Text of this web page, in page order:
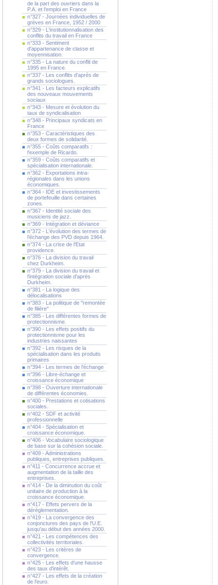
de la part des ouvriers dans la
P.A. et l'emploi en France
n°327 - Journées individuelles de
grèves en France, 1952 / 2000
n°329 - L'institutionnalisation des
conflits du travail en France
n°333 - Sentiment
d'appartenance de classe et
moyennisation.
n°335 - La nature du conflit de
1995 en France.
n°337 - Les conflits d'après de
grands sociologues.
n°341 - Les facteurs explicatifs
des nouveaux mouvements
sociaux
n°343 - Mesure et évolution du
taux de syndicalisation
n°348 - Principaux syndicats en
France
n°353 - Caractéristiques des
deux formes de solidarité.
n°355 - Coûts comparatifs :
l'exemple de Ricardo.
n°359 - Coûts comparatifs et
spécialisation internationale.
n°362 - Exportations intra-
régionales dans les unions
économiques.
n°364 - IDE et investissements
de portefeuille dans certaines
zones.
n°367 - Identité sociale des
musiciens de jazz.
n°369 - Intégration et déviance
n°372 - L'évolution des termes de
l'échange des PVD depuis 1964.
n°374 - La crise de l'Etat
providence.
n°376 - La division du travail
chez Durkheim.
n°379 - La division du travail et
l'intégration sociale d'après
Durkheim.
n°381 - La logique des
délocalisations
n°383 - La politique de "remontée
de filière"
n°385 - Les différentes formes de
protectionnisme.
n°390 - Les effets positifs du
protectionnisme pour les
industries naissantes
n°392 - Les risques de la
spécialisation dans les produits
primaires
n°394 - Les termes de l'échange
n°396 - Libre-échange et
croissance économique
n°398 - Ouverture internationale
de différentes économies.
n°400 - Prestations et cotisations
sociales.
n°402 - SDF et activité
professionnelle
n°404 - Spécialisation et
croissance économique.
n°406 - Vocabulaire sociologique
de base sur la cohésion sociale.
n°409 - Administrations
publiques, entreprises publiques.
n°411 - Concurrence accrue et
augmentation de la taille des
entreprises.
n°414 - De la diminution du coût
unitaire de production à la
croissance économique.
n°417 - Effets pervers de la
déréglementation.
n°419 - La convergence des
conjonctures des pays de l'U.E.
jusqu'au début des années 2000.
n°421 - Les compétences des
collectivités territoriales.
n°423 - Les critères de
convergence.
n°425 - Les effets d'une hausse
des taux d'intérêt.
n°427 - Les effets de la création
de l'euro.